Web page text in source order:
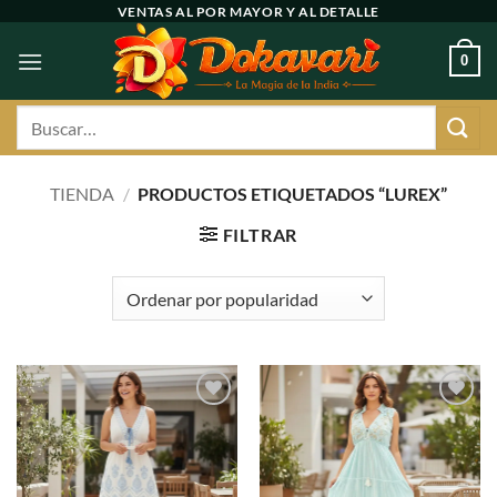
contenido
VENTAS AL POR MAYOR Y AL DETALLE
0
TIENDA / PRODUCTOS ETIQUETADOS “LUREX”
FILTRAR
Agregar
a
favoritos
Agregar
a
favoritos